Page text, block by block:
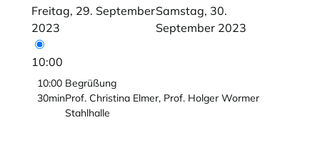
Freitag, 29. September
2023
Samstag, 30.
September 2023
10:00
10:00
30min
Begrüßung
Prof. Christina Elmer, Prof. Holger Wormer
Stahlhalle